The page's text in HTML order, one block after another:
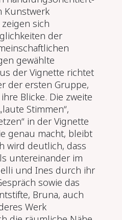
Kunstwerk
sich
der
gewählte
der Vignette richtet
der ersten Gruppe,
Blicke. Die zweite
Stimmen“,
in der Vignette
genau macht, bleibt
wird deutlich, dass
untereinander im
und Ines durch ihr
sowie das
Bruna, auch
Werk